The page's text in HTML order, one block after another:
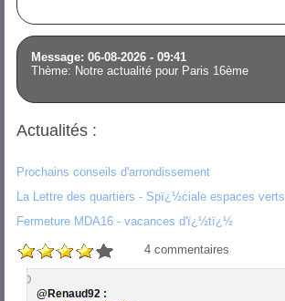
Message: 06-08-2026 - 09:41
Thème: Notre actualité pour Paris 16ème
Actualités :
Prochains conseils d'arrondissement
La Lettre des quartiers - Spï¿½ciale espaces verts
Fermeture MDA16 - vacances d'ï¿½tï¿½
4 commentaires
@Renaud92 :